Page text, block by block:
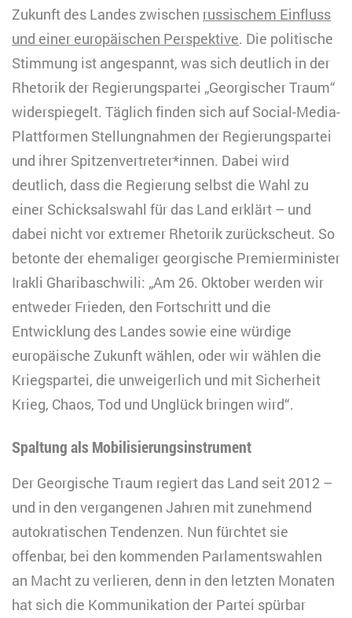
Zukunft des Landes zwischen russischem Einfluss
und einer europäischen Perspektive. Die politische
Stimmung ist angespannt, was sich deutlich in der
Rhetorik der Regierungspartei „Georgischer Traum“
widerspiegelt. Täglich finden sich auf Social-Media-
Plattformen Stellungnahmen der Regierungspartei
und ihrer Spitzenvertreter*innen. Dabei wird
deutlich, dass die Regierung selbst die Wahl zu
einer Schicksalswahl für das Land erklärt – und
dabei nicht vor extremer Rhetorik zurückscheut. So
betonte der ehemaliger georgische Premierminister
Irakli Gharibaschwili: „Am 26. Oktober werden wir
entweder Frieden, den Fortschritt und die
Entwicklung des Landes sowie eine würdige
europäische Zukunft wählen, oder wir wählen die
Kriegspartei, die unweigerlich und mit Sicherheit
Krieg, Chaos, Tod und Unglück bringen wird“.
Spaltung als Mobilisierungsinstrument
Der Georgische Traum regiert das Land seit 2012 –
und in den vergangenen Jahren mit zunehmend
autokratischen Tendenzen. Nun fürchtet sie
offenbar, bei den kommenden Parlamentswahlen
an Macht zu verlieren, denn in den letzten Monaten
hat sich die Kommunikation der Partei spürbar